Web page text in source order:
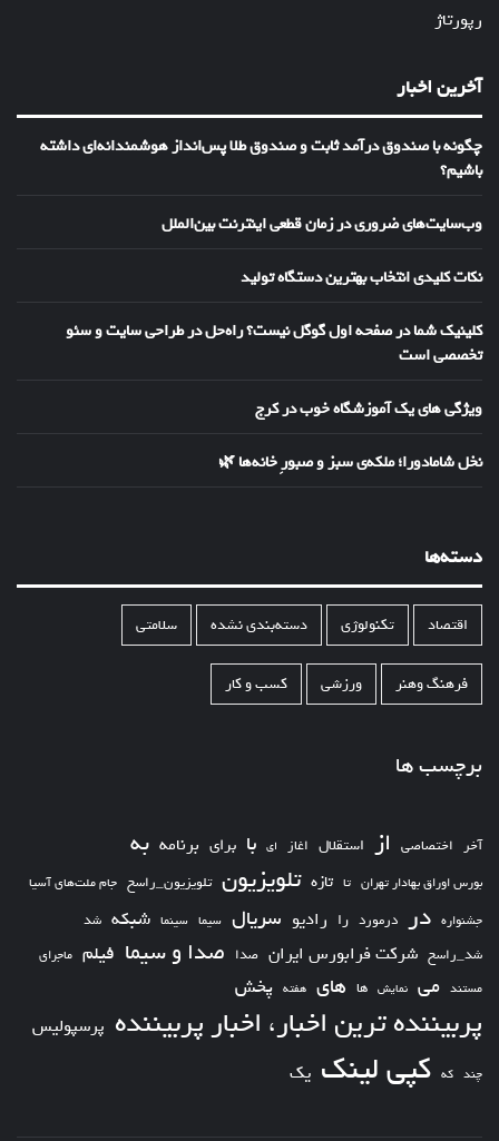
رپورتاژ
آخرین اخبار
چگونه با صندوق درآمد ثابت و صندوق طلا پس‌انداز هوشمندانه‌ای داشته
باشیم؟
وب‌سایت‌های ضروری در زمان قطعی اینترنت بین‌الملل
نکات کلیدی انتخاب بهترین دستگاه تولید
کلینیک شما در صفحه اول گوگل نیست؟ راه‌حل در طراحی سایت و سئو
تخصصی است
ویژگی های یک آموزشگاه خوب در کرج
نخل شامادورا؛ ملکه‌ی سبز و صبورِ خانه‌ها 🌿
دسته‌ها
اقتصاد تکنولوژی دسته‌بندی نشده سلامتی
فرهنگ وهنر ورزشی کسب و کار
برچسب ها
آخر اختصاصی از استقلال اغاز ای با برای برنامه به
بورس اوراق بهادار تهران تا تازه تلویزیون تلویزیون_راسخ جام ملت‌های آسیا
جشنواره در درمورد را رادیو سریال سیما سینما شبکه شد
شد_راسخ شرکت فرابورس ایران صدا صدا و سیما فیلم ماجرای
مستند می نمایش ها های هفته پخش
پربیننده ترین اخبار، اخبار پربیننده پرسپولیس
چند که کپی لینک یک